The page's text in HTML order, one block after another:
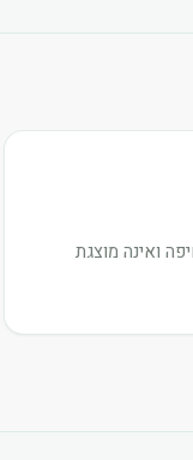
ואינה מוצגת